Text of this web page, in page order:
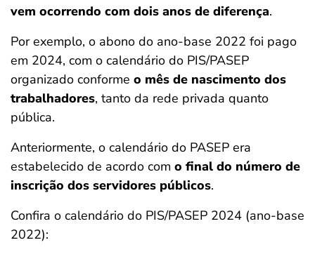
vem ocorrendo com dois anos de diferença.
Por exemplo, o abono do ano-base 2022 foi pago
em 2024, com o calendário do PIS/PASEP
organizado conforme o mês de nascimento dos
trabalhadores, tanto da rede privada quanto
pública.
Anteriormente, o calendário do PASEP era
estabelecido de acordo com o final do número de
inscrição dos servidores públicos.
Confira o calendário do PIS/PASEP 2024 (ano-base
2022):